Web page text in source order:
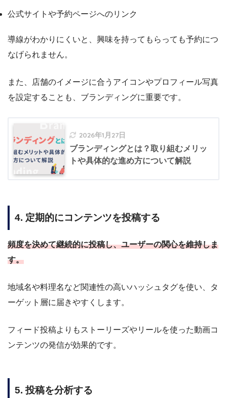
公式サイトや予約ページへのリンク
導線がわかりにくいと、興味を持ってもらっても予約につ
なげられません。
また、店舗のイメージに合うアイコンやプロフィール写真
を設定することも、ブランディングに重要です。
2026年1月27日
ブランディングとは？取り組むメリッ
トや具体的な進め方について解説
4. 定期的にコンテンツを投稿する
頻度を決めて継続的に投稿し、ユーザーの関心を維持しま
す。
地域名や料理名など関連性の高いハッシュタグを使い、タ
ーゲット層に届きやすくします。
フィード投稿よりもストーリーズやリールを使った動画コ
ンテンツの発信が効果的です。
5. 投稿を分析する